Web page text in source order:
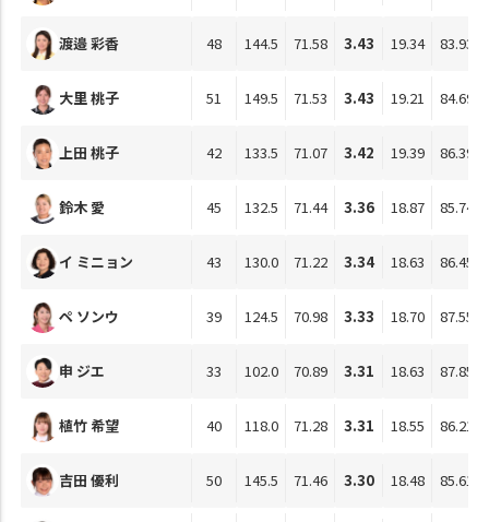
渡邉 彩香 48 144.5 71.58 3.43 19.34 83.93
大里 桃子 51 149.5 71.53 3.43 19.21 84.69
上田 桃子 42 133.5 71.07 3.42 19.39 86.39
鈴木 愛 45 132.5 71.44 3.36 18.87 85.74
イ ミニョン 43 130.0 71.22 3.34 18.63 86.45
ペ ソンウ 39 124.5 70.98 3.33 18.70 87.55
申 ジエ 33 102.0 70.89 3.31 18.63 87.85
植竹 希望 40 118.0 71.28 3.31 18.55 86.21
吉田 優利 50 145.5 71.46 3.30 18.48 85.61